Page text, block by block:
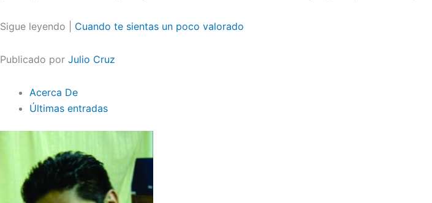
Sigue leyendo | Cuando te sientas un poco valorado
Publicado por Julio Cruz
Acerca De
Últimas entradas